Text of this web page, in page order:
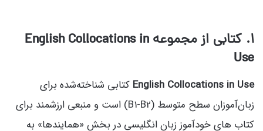
۱. کتابی از مجموعه English Collocations in
Use
English Collocations in Use کتابی شناخته‌شده برای
زبان‌آموزان سطح متوسط (B1‑B2) است و منبعی ارزشمند برای
کتاب های خودآموز زبان انگلیسی در بخش «همایندها» به